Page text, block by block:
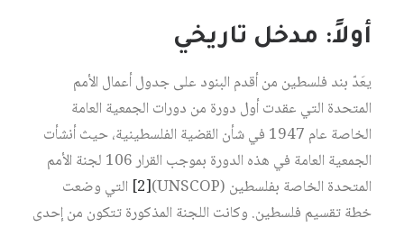
أولاً: مدخل تاريخي
يعَدّ بند فلسطين من أقدم البنود على جدول أعمال الأمم
المتحدة التي عقدت أول دورة من دورات الجمعية العامة
الخاصة عام 1947 في شأن القضية الفلسطينية، حيث أنشأت
الجمعية العامة في هذه الدورة بموجب القرار 106 لجنة الأمم
المتحدة الخاصة بفلسطين (UNSCOP)‏
[2]
التي وضعت
خطة تقسيم فلسطين. وكانت اللجنة المذكورة تتكون من إحدى